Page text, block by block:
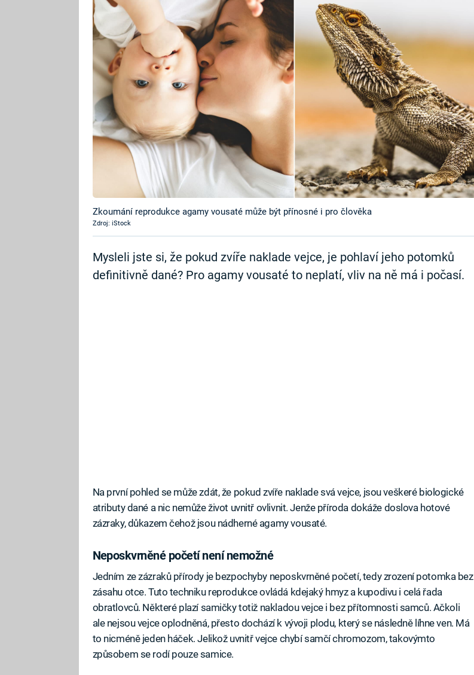
Zkoumání reprodukce agamy vousaté může být přínosné i pro člověka
Zdroj: iStock
Mysleli jste si, že pokud zvíře naklade vejce, je pohlaví jeho potomků
definitivně dané? Pro agamy vousaté to neplatí, vliv na ně má i počasí.
Na první pohled se může zdát, že pokud zvíře naklade svá vejce, jsou veškeré biologické
atributy dané a nic nemůže život uvnitř ovlivnit. Jenže příroda dokáže doslova hotové
zázraky, důkazem čehož jsou nádherné agamy vousaté.
Neposkvrněné početí není nemožné
Jedním ze zázraků přírody je bezpochyby neposkvrněné početí, tedy zrození potomka bez
zásahu otce. Tuto techniku reprodukce ovládá kdejaký hmyz a kupodivu i celá řada
obratlovců. Některé plazí samičky totiž nakladou vejce i bez přítomnosti samců. Ačkoli
ale nejsou vejce oplodněná, přesto dochází k vývoji plodu, který se následně líhne ven. Má
to nicméně jeden háček. Jelikož uvnitř vejce chybí samčí chromozom, takovýmto
způsobem se rodí pouze samice.